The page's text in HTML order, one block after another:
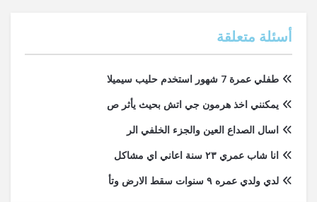
أسئلة متعلقة
طفلي عمرة 7 شهور استخدم حليب سيميلا
يمكنني اخذ هرمون جي اتش بحيث يأثر ص
اسال الصداع العين والجزء الخلفي الر
انا شاب عمري ٢٣ سنة اعاني اي مشاكل
لدي ولدي عمره ٩ سنوات سقط الارض وتأ